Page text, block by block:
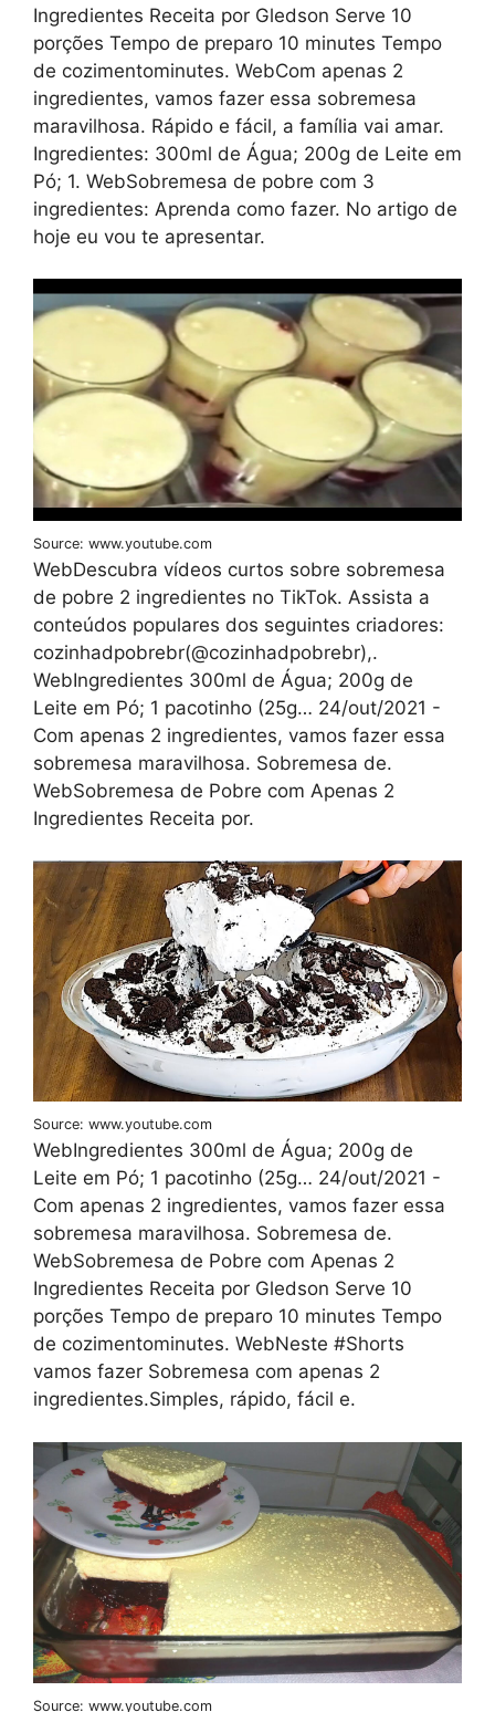
Ingredientes Receita por Gledson Serve 10
porções Tempo de preparo 10 minutes Tempo
de cozimentominutes. WebCom apenas 2
ingredientes, vamos fazer essa sobremesa
maravilhosa. Rápido e fácil, a família vai amar.
Ingredientes: 300ml de Água; 200g de Leite em
Pó; 1. WebSobremesa de pobre com 3
ingredientes: Aprenda como fazer. No artigo de
hoje eu vou te apresentar.
Source: www.youtube.com
WebDescubra vídeos curtos sobre sobremesa
de pobre 2 ingredientes no TikTok. Assista a
conteúdos populares dos seguintes criadores:
cozinhadpobrebr(@cozinhadpobrebr),.
WebIngredientes 300ml de Água; 200g de
Leite em Pó; 1 pacotinho (25g… 24/out/2021 -
Com apenas 2 ingredientes, vamos fazer essa
sobremesa maravilhosa. Sobremesa de.
WebSobremesa de Pobre com Apenas 2
Ingredientes Receita por.
Source: www.youtube.com
WebIngredientes 300ml de Água; 200g de
Leite em Pó; 1 pacotinho (25g… 24/out/2021 -
Com apenas 2 ingredientes, vamos fazer essa
sobremesa maravilhosa. Sobremesa de.
WebSobremesa de Pobre com Apenas 2
Ingredientes Receita por Gledson Serve 10
porções Tempo de preparo 10 minutes Tempo
de cozimentominutes. WebNeste #Shorts
vamos fazer Sobremesa com apenas 2
ingredientes.Simples, rápido, fácil e.
Source: www.youtube.com